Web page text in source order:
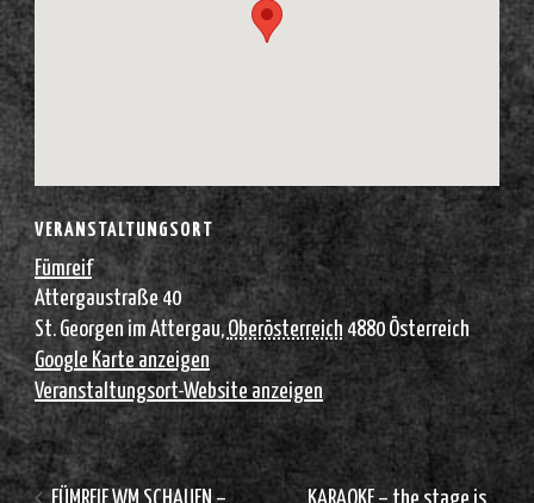
VERANSTALTUNGSORT
Fümreif
Attergaustraße 40
St. Georgen im Attergau,Oberösterreich 4880 Österreich
Google Karte anzeigen
Veranstaltungsort-Website anzeigen
FÜMREIF WM SCHAUEN – KARAOKE – the stage is